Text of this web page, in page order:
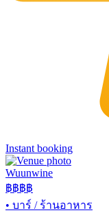
Instant booking
Wuunwine
฿฿฿฿
• บาร์ / ร้านอาหาร